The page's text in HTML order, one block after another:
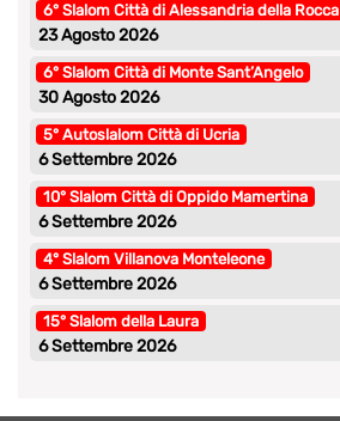
6° Slalom Città di Alessandria della Rocca
23 Agosto 2026
6° Slalom Città di Monte Sant’Angelo
30 Agosto 2026
5° Autoslalom Città di Ucria
6 Settembre 2026
10° Slalom Città di Oppido Mamertina
6 Settembre 2026
4° Slalom Villanova Monteleone
6 Settembre 2026
15° Slalom della Laura
6 Settembre 2026